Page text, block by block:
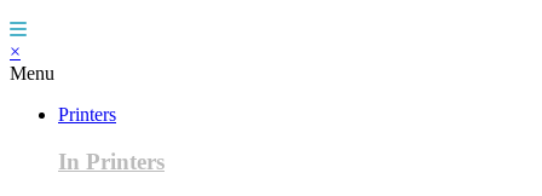
×
Menu
Printers
In Printers